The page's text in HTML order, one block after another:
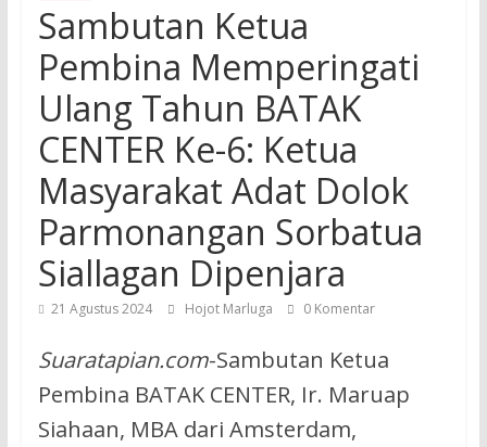
Sambutan Ketua
Pembina Memperingati
Ulang Tahun BATAK
CENTER Ke-6: Ketua
Masyarakat Adat Dolok
Parmonangan Sorbatua
Siallagan Dipenjara
21 Agustus 2024 Hojot Marluga 0 Komentar
Suaratapian.com-Sambutan Ketua
Pembina BATAK CENTER, Ir. Maruap
Siahaan, MBA dari Amsterdam,